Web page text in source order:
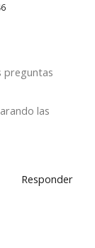
preguntas
las
Responder